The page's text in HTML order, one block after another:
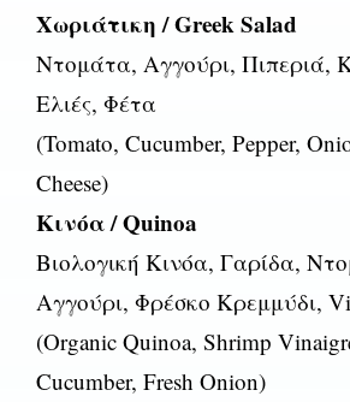
Χωριάτικη / Greek Salad
Ντομάτα, Αγγούρι, Πιπεριά,
Ελιές, Φέτα
(Tomato, Cucumber, Pepper,
Cheese)
Κινόα / Quinoa
Βιολογική Κινόα, Γαρίδα,
Αγγούρι, Φρέσκο Κρεμμύδι,
(Organic Quinoa, Shrimp
Cucumber, Fresh Onion)